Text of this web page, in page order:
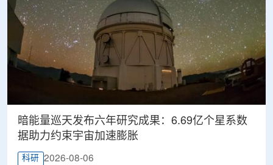
暗能量巡天发布六年研究成果：6.69亿个星系数
据助力约束宇宙加速膨胀
科研 2026-08-06